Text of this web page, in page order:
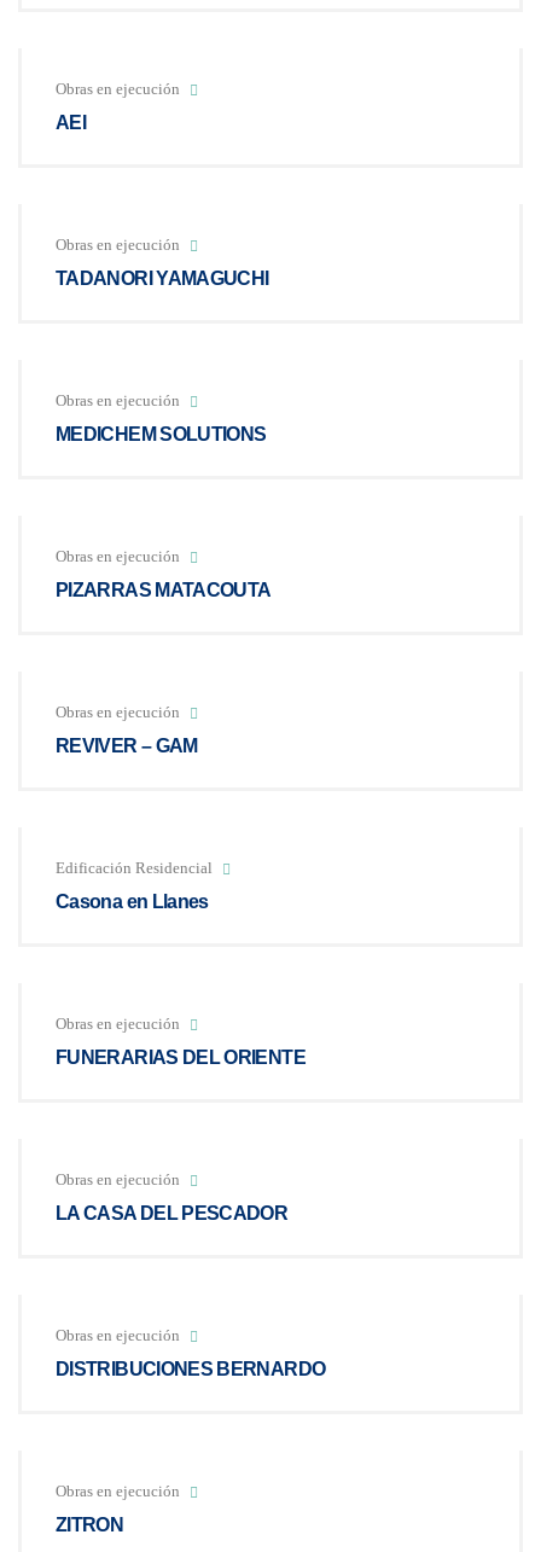
Obras en ejecución
AEI
Obras en ejecución
TADANORI YAMAGUCHI
Obras en ejecución
MEDICHEM SOLUTIONS
Obras en ejecución
PIZARRAS MATACOUTA
Obras en ejecución
REVIVER – GAM
Edificación Residencial
Casona en Llanes
Obras en ejecución
FUNERARIAS DEL ORIENTE
Obras en ejecución
LA CASA DEL PESCADOR
Obras en ejecución
DISTRIBUCIONES BERNARDO
Obras en ejecución
ZITRON